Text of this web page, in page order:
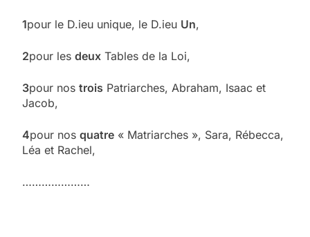
1pour le D.ieu unique, le D.ieu Un,
2pour les deux Tables de la Loi,
3pour nos trois Patriarches, Abraham, Isaac et
Jacob,
4pour nos quatre « Matriarches », Sara, Rébecca,
Léa et Rachel,
…………………